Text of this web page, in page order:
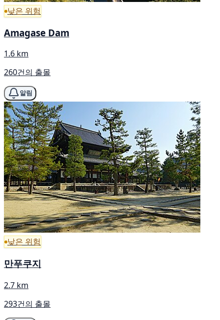
낮은 위험
Amagase Dam
1.6 km
260건의 출몰
알림
낮은 위험
만푸쿠지
2.7 km
293건의 출몰